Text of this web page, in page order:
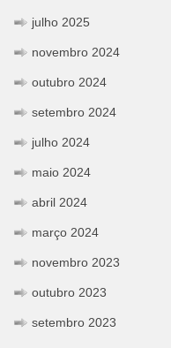
julho 2025
novembro 2024
outubro 2024
setembro 2024
julho 2024
maio 2024
abril 2024
março 2024
novembro 2023
outubro 2023
setembro 2023